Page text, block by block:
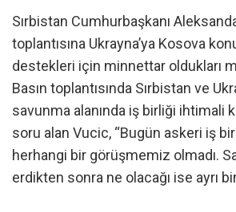
Sırbistan Cumhurbaşkanı
toplantısına Ukrayna’ya Kosova
destekleri için minnettar oldukları
Basın toplantısında Sırbistan ve
savunma alanında iş birliği ihtimali
soru alan Vucic, “Bugün askeri iş
herhangi bir görüşmemiz olmadı.
erdikten sonra ne olacağı ise ayrı